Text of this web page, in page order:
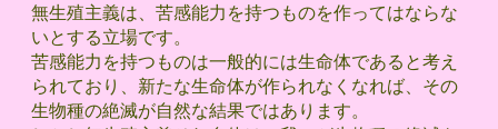
無生殖主義は、苦感能力を持つものを作ってはならな
いとする立場です。
苦感能力を持つものは一般的には生命体であると考え
られており、新たな生命体が作られなくなれば、その
生物種の絶滅が自然な結果ではあります。